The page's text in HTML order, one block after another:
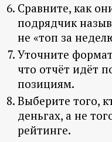
Сравните, как
подрядчик
не «топ за
Уточните
что отчёт идёт
позициям.
Выберите того,
деньгах, а не
рейтинге.